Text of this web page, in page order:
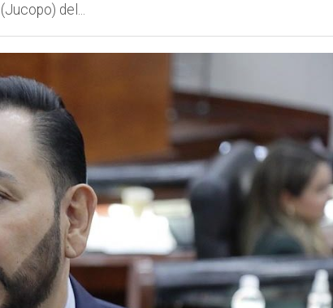
(Jucopo) del...